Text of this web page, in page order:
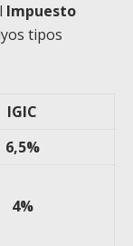
Impuesto
tipos
IGIC
6,5%
4%